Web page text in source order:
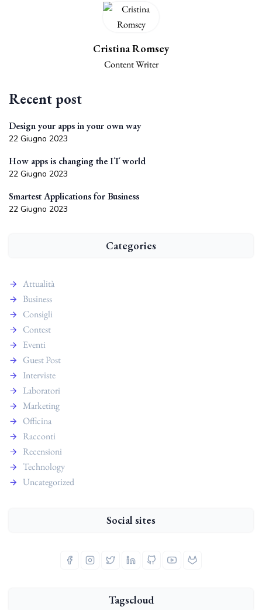
Cristina Romsey
Content Writer
Recent post
Design your apps in your own way
22 Giugno 2023
How apps is changing the IT world
22 Giugno 2023
Smartest Applications for Business
22 Giugno 2023
Categories
Attualità
Business
Consigli
Contest
Eventi
Guest Post
Interviste
Laboratori
Marketing
Officina
Racconti
Recensioni
Technology
Uncategorized
Social sites
Tagscloud